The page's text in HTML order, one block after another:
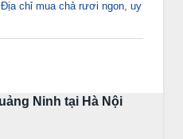
chỉ mua chả rươi ngon, uy
Ninh tại Hà Nội